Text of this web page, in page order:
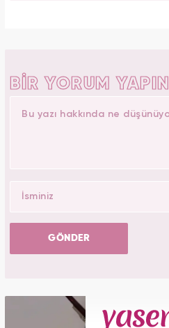
BİR YORUM YAPIN
GÖNDER